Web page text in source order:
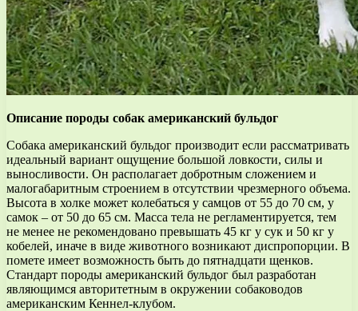
Описание породы собак американский бульдог
Собака американский бульдог производит если рассматривать
идеальный вариант ощущение большой ловкости, силы и
выносливости. Он располагает добротным сложением и
малогабаритным строением в отсутствии чрезмерного объема.
Высота в холке может колебаться у самцов от 55 до 70 см, у
самок – от 50 до 65 см. Масса тела не регламентируется, тем
не менее не рекомендовано превышать 45 кг у сук и 50 кг у
кобелей, иначе в виде животного возникают диспропорции. В
помете имеет возможность быть до пятнадцати щенков.
Стандарт породы американский бульдог был разработан
являющимся авторитетным в окружении собаководов
американским Кеннел-клубом.